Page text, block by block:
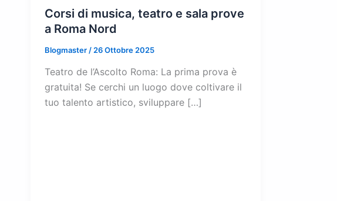
Corsi di musica, teatro e sala prove
a Roma Nord
Blogmaster / 26 Ottobre 2025
Teatro de l’Ascolto Roma: La prima prova è
gratuita! Se cerchi un luogo dove coltivare il
tuo talento artistico, sviluppare […]